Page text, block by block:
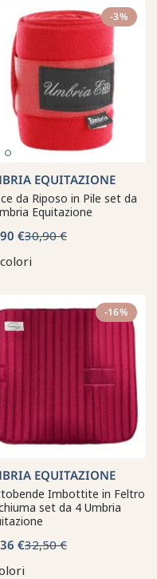
-3%
EQUITAZIONE
da Riposo in Pile set da
Equitazione
€30,90 €
-16%
EQUITAZIONE
Imbottite in Feltro
set da 4 Umbria
€32,50 €